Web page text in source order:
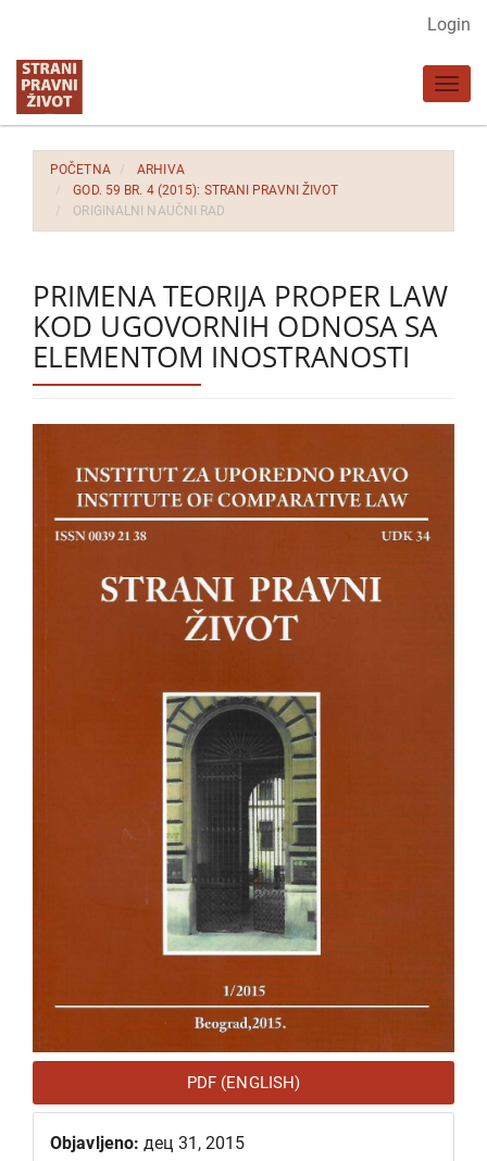
Glavni
sadržaj
Bočna
strana
Login
POČETNA
ARHIVA
GOD. 59 BR. 4 (2015): STRANI PRAVNI ŽIVOT
ORIGINALNI NAUČNI RAD
PRIMENA TEORIJA PROPER LAW
KOD UGOVORNIH ODNOSA SA
ELEMENTOM INOSTRANOSTI
Bočna
članka
PDF (ENGLISH)
Objavljeno: дец 31, 2015